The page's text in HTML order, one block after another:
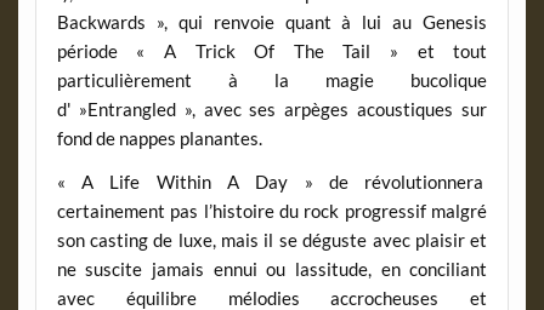
Backwards », qui renvoie quant à lui au Genesis
période « A Trick Of The Tail » et tout
particulièrement à la magie bucolique
d' »Entrangled », avec ses arpèges acoustiques sur
fond de nappes planantes.
« A Life Within A Day » de révolutionnera
certainement pas l’histoire du rock progressif malgré
son casting de luxe, mais il se déguste avec plaisir et
ne suscite jamais ennui ou lassitude, en conciliant
avec équilibre mélodies accrocheuses et